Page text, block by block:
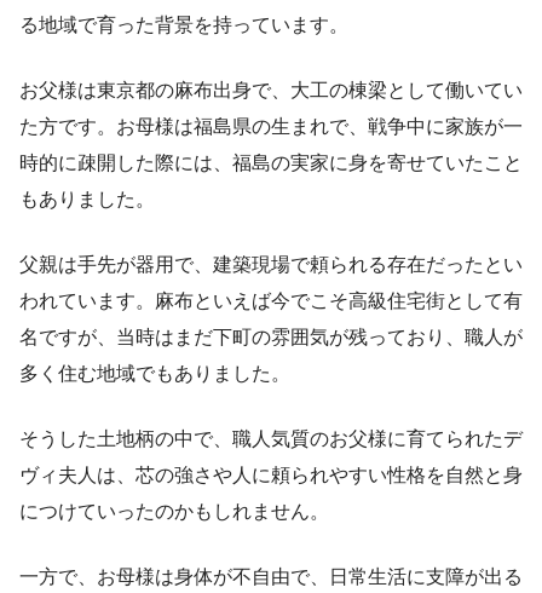
る地域で育った背景を持っています。
お父様は東京都の麻布出身で、大工の棟梁として働いてい
た方です。お母様は福島県の生まれで、戦争中に家族が一
時的に疎開した際には、福島の実家に身を寄せていたこと
もありました。
父親は手先が器用で、建築現場で頼られる存在だったとい
われています。麻布といえば今でこそ高級住宅街として有
名ですが、当時はまだ下町の雰囲気が残っており、職人が
多く住む地域でもありました。
そうした土地柄の中で、職人気質のお父様に育てられたデ
ヴィ夫人は、芯の強さや人に頼られやすい性格を自然と身
につけていったのかもしれません。
一方で、お母様は身体が不自由で、日常生活に支障が出る